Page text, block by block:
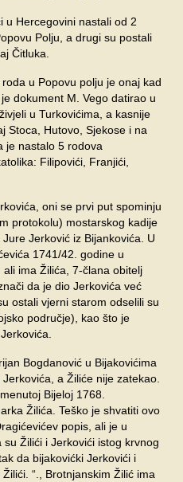
u Hercegovini nastali od 2
Polju, a drugi su postali
Čitluka.
u Popovu polju je onaj kad
dokument M. Vego datirao u
u Turkovićima, a kasnije
Stoca, Hutovo, Sjekose i na
je nastalo 5 rodova
Filipovići, Franjići,
oni se prvi put spominju
protokolu) mostarskog kadije
Jerković iz Bijankovića. U
1741/42. godine u
ima Žilića, 7-člana obitelj
da je dio Jerkovića već
ostali vjerni starom odselili su
područje), kao što je
Bogdanović u Bijakovićima
a Žiliće nije zatekao.
Bijeloj 1768.
Žilića. Teško je shvatiti ovo
popis, ali je u
Žilići i Jerkovići istog krvnog
da bijakovićki Jerkovići i
“., Brotnjanskim Žilić ima